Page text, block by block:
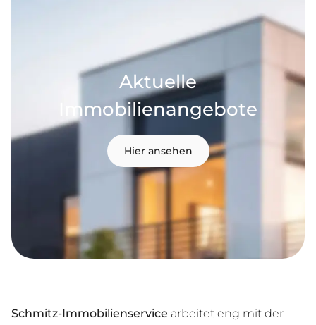
Aktuelle
Immobilienangebote
Hier ansehen
Schmitz-Immobilienservice arbeitet eng mit der